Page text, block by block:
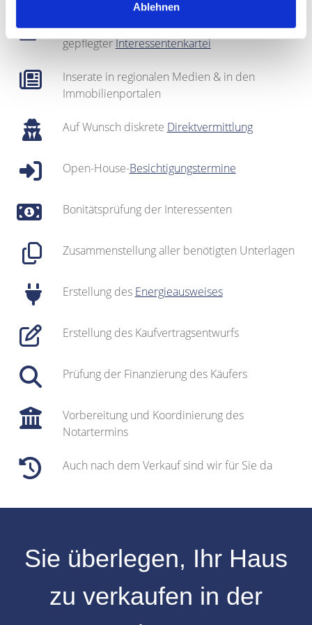
Ablehnen
Regionales Netzwerk inklusive sehr gut
gepflegterInteressentenkartei
Inserate in regionalen Medien & in den
Immobilienportalen
Auf Wunsch diskrete Direktvermittlung
Open-House-Besichtigungstermine
Bonitätsprüfung der Interessenten
Zusammenstellung aller benötigten Unterlagen
Erstellung des Energieausweises
Erstellung des Kaufvertragsentwurfs
Prüfung der Finanzierung des Käufers
Vorbereitung und Koordinierung des
Notartermins
Auch nach dem Verkauf sind wir für Sie da
Sie überlegen, Ihr Haus
zu verkaufen in der